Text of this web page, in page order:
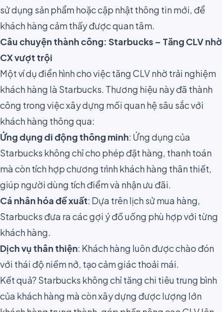
sử dụng sản phẩm hoặc cập nhật thông tin mới, để
khách hàng cảm thấy được quan tâm.
Câu chuyện thành công: Starbucks – Tăng CLV nhờ
CX vượt trội
Một ví dụ điển hình cho việc tăng CLV nhờ trải nghiệm
khách hàng là Starbucks. Thương hiệu này đã thành
công trong việc xây dựng mối quan hệ sâu sắc với
khách hàng thông qua:
Ứng dụng di động thông minh: Ứng dụng của
Starbucks không chỉ cho phép đặt hàng, thanh toán
mà còn tích hợp chương trình khách hàng thân thiết,
giúp người dùng tích điểm và nhận ưu đãi.
Cá nhân hóa đề xuất: Dựa trên lịch sử mua hàng,
Starbucks đưa ra các gợi ý đồ uống phù hợp với từng
khách hàng.
Dịch vụ thân thiện: Khách hàng luôn được chào đón
với thái độ niềm nở, tạo cảm giác thoải mái.
Kết quả? Starbucks không chỉ tăng chi tiêu trung bình
của khách hàng mà còn xây dựng được lượng lớn